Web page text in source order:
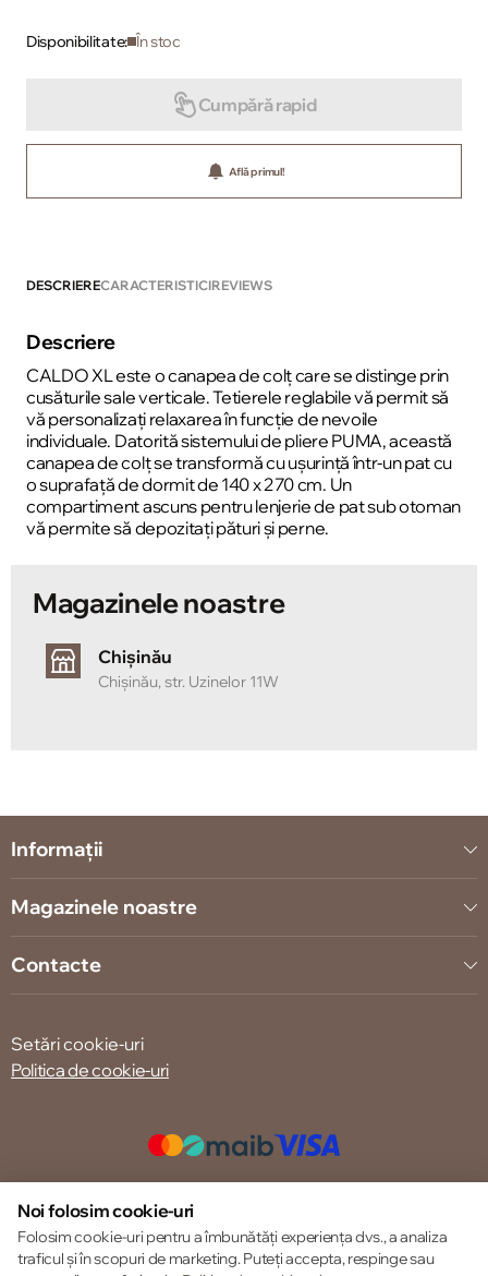
Disponibilitate: În stoc
Cumpără rapid
Află primul!
DESCRIERECARACTERISTICIREVIEWS
Descriere
CALDO XL este o canapea de colț care se distinge prin
cusăturile sale verticale. Tetierele reglabile vă permit să
vă personalizați relaxarea în funcție de nevoile
individuale. Datorită sistemului de pliere PUMA, această
canapea de colț se transformă cu ușurință într-un pat cu
o suprafață de dormit de 140 x 270 cm. Un
compartiment ascuns pentru lenjerie de pat sub otoman
vă permite să depozitați pături și perne.
Magazinele noastre
Chișinău
Chișinău, str. Uzinelor 11W
Informații
Magazinele noastre
Contacte
Setări cookie-uri
Politica de cookie-uri
© 2013 – 2026 ECOM
Noi folosim cookie-uri
Folosim cookie-uri pentru a îmbunătăți experiența dvs., a analiza
traficul și în scopuri de marketing. Puteți accepta, respinge sau